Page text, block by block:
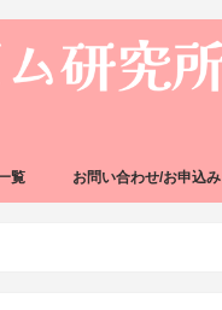
覧 お問い合わせ/お申込み